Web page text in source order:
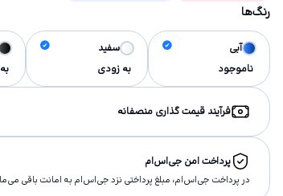
رنگ‌ها
آبی
ناموجود
سفید
به زودی
فرآیند قیمت گذاری منصفانه
پرداخت امن جی‌اس‌ام
در پرداخت جی‌اس‌ام، مبلغ پرداختى نزد جی‌اس‌ام به امانت باقى